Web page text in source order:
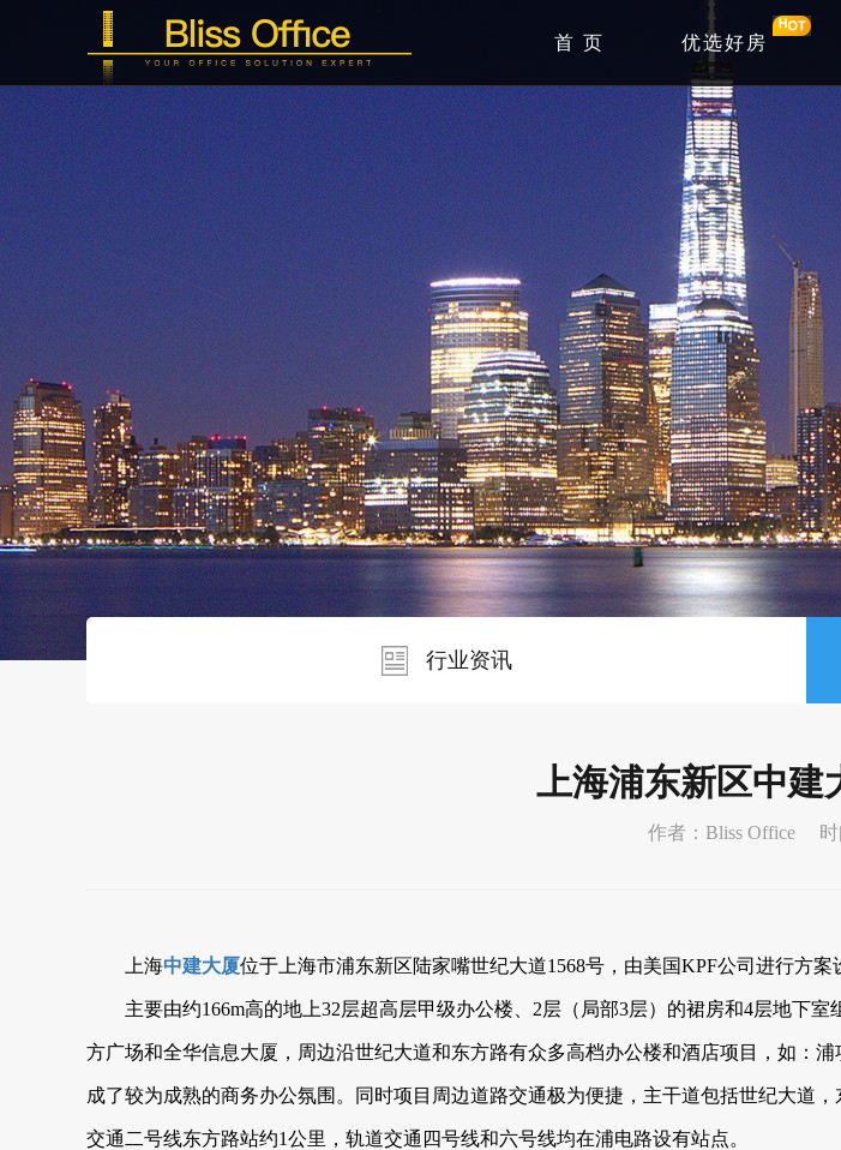
首 页 优选好房
行业资讯
上海浦东新区中建
作者：Bliss Office
上海中建大厦位于上海市浦东新区陆家嘴世纪大道1568号，由美国KPF公司进行方
主要由约166m高的地上32层超高层甲级办公楼、2层（局部3层）的裙房和4层地下
方广场和全华信息大厦，周边沿世纪大道和东方路有众多高档办公楼和酒店项目，如：
成了较为成熟的商务办公氛围。同时项目周边道路交通极为便捷，主干道包括世纪大道
交通二号线东方路站约1公里，轨道交通四号线和六号线均在浦电路设有站点。